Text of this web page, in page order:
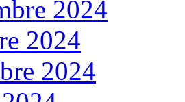
2024
2024
2024